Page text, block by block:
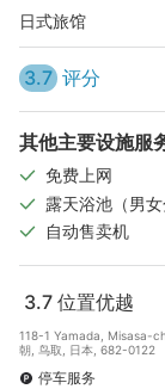
日式旅馆
3.7 评分
其他主要设施服
免费上网
露天浴池（男女
自动售卖机
3.7 位置优越
118-1 Yamada, Misasa-
朝, 鸟取, 日本, 682-0122
停车服务